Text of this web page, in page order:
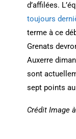
d’affilées.
toujours
terme à ce
Grenats
Auxerre
sont
sept points
Crédit Image